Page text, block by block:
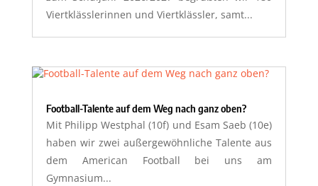
Viertklässlerinnen und Viertklässler, samt...
Football-Talente auf dem Weg nach ganz oben?
Mit Philipp Westphal (10f) und Esam Saeb (10e)
haben wir zwei außergewöhnliche Talente aus
dem American Football bei uns am
Gymnasium...